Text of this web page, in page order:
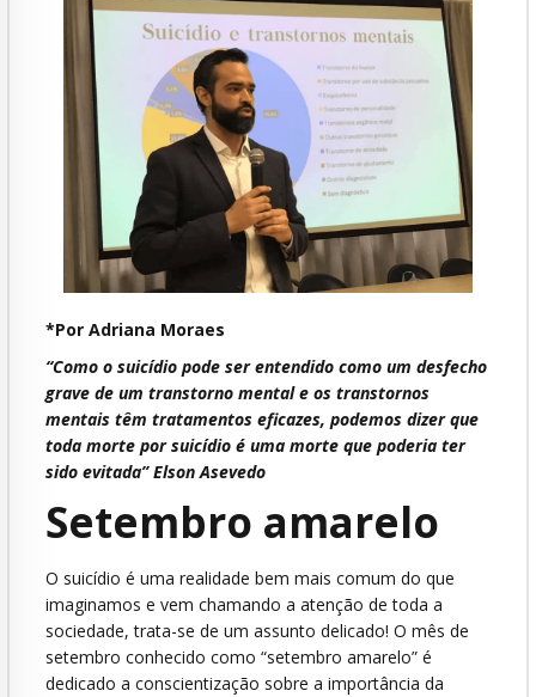
*Por Adriana Moraes
“Como o suicídio pode ser entendido como um desfecho
grave de um transtorno mental e os transtornos
mentais têm tratamentos eficazes, podemos dizer que
toda morte por suicídio é uma morte que poderia ter
sido evitada” Elson Asevedo
Setembro amarelo
O suicídio é uma realidade bem mais comum do que
imaginamos e vem chamando a atenção de toda a
sociedade, trata-se de um assunto delicado! O mês de
setembro conhecido como “setembro amarelo” é
dedicado a conscientização sobre a importância da